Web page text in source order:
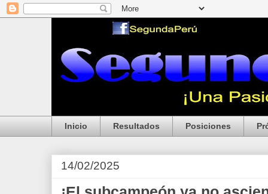
Inicio Resultados Posiciones
14/02/2025